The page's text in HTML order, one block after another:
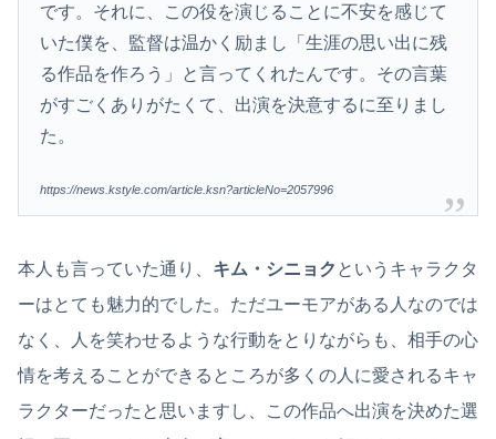
です。それに、この役を演じることに不安を感じて
いた僕を、監督は温かく励まし「生涯の思い出に残
る作品を作ろう」と言ってくれたんです。その言葉
がすごくありがたくて、出演を決意するに至りまし
た。
https://news.kstyle.com/article.ksn?articleNo=2057996
本人も言っていた通り、 キム・シニョク というキャラクタ
ーはとても魅力的でした。ただユーモアがある人なのでは
なく、人を笑わせるような行動をとりながらも、相手の心
情を考えることができるところが多くの人に愛されるキャ
ラクターだったと思いますし、この作品へ出演を決めた選